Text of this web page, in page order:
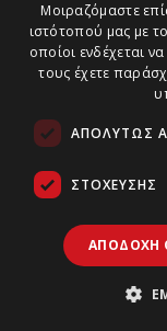
Μοιραζόμαστε
ιστότοπού μας με
οποίοι ενδέχεται
τους έχετε
ΑΠΟΛΎΤΩΣ
ΣΤΌΧΕΥΣΗΣ
ΑΠΟΔΟΧΉ